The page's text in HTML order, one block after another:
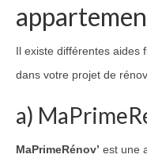
Il existe différentes aides
dans votre projet de
a)
MaPrimeRénov’ est une